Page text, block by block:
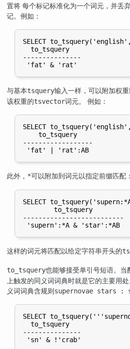
置将 每个标记标准化为一个词元，并丢
记。例如：
SELECT
  to_tsquery
---------------
与基本tsquery输入一样，可以附加权
该权重的tsvector词元。 例如：
SELECT
    to_tsquery
------------------
此外， *可以附加到词元以指定前缀匹配：
SELECT
        to_tsquery
--------------------------
这样的词元将匹配以给定字符串开头的
to_tsquery也能够接受单引号短语。
上触发的同义词词典时就是它的主要用
义词词典含规则supernovae stars :
SELECT
  to_tsquery
---------------